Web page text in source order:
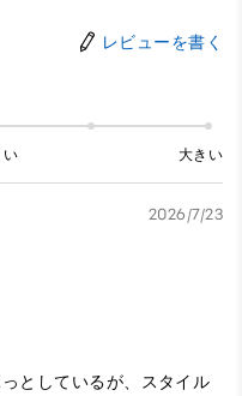
レビューを書く
い 大きい
2026/7/23
としているが、スタイル